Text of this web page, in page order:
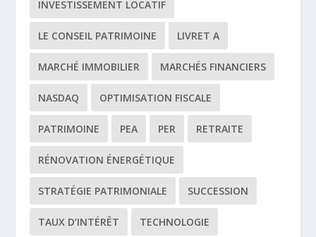
INVESTISSEMENT LOCATIF
LE CONSEIL PATRIMOINE LIVRET A
MARCHÉ IMMOBILIER MARCHÉS FINANCIERS
NASDAQ OPTIMISATION FISCALE
PATRIMOINE PEA PER RETRAITE
RÉNOVATION ÉNERGÉTIQUE
STRATÉGIE PATRIMONIALE SUCCESSION
TAUX D’INTÉRÊT TECHNOLOGIE